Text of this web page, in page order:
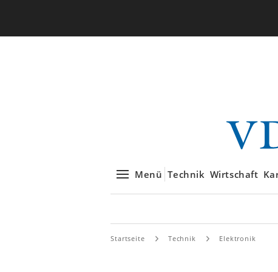
Menü Technik Wirtschaft
Startseite Technik Elektronik